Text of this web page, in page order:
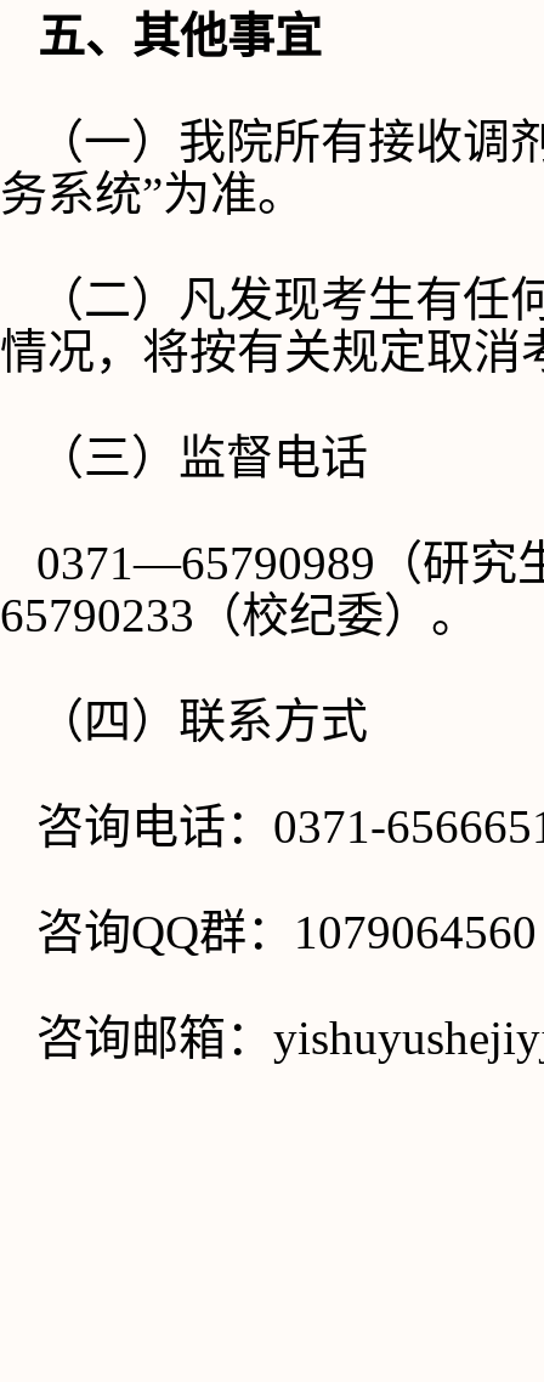
五、其他事宜
（一）我院所有接收调
务系统”为准。
（二）凡发现考生有
情况，将按有关规定取消
（三）监督电话
0371—65790989（研
65790233（校纪委）。
（四）联系方式
咨询电话： 0371-
咨询QQ群：1079064560
咨询邮箱：